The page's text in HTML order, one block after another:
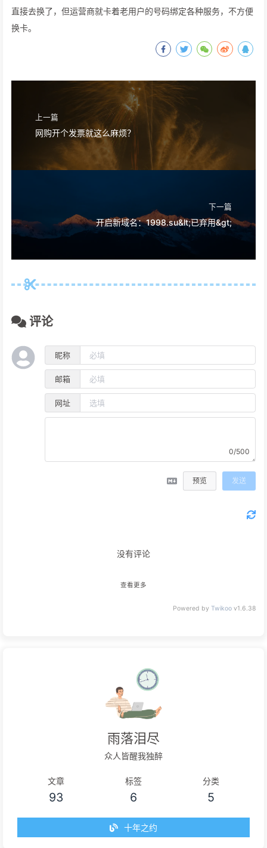
直接去换了，但运营商就卡着老用户的号码绑定各种服务，不方便
换卡。
上一篇
网购开个发票就这么麻烦？
下一篇
开启新域名：1998.su&lt;已弃用&gt;
评论
昵称
邮箱
网址
0/500
预览 发送
没有评论
查看更多
Powered by Twikoo v1.6.38
雨落泪尽
众人皆醒我独醉
文章
93
标签
6
分类
5
十年之约